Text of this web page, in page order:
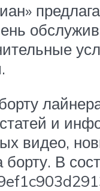
и
видео,
борту. В